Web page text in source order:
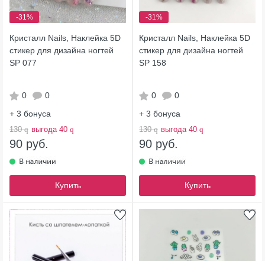
-31%
Кристалл Nails, Наклейка 5D
стикер для дизайна ногтей
SP 077
0
0
+ 3 бонуса
130q выгода 40 q
90 руб.
Купить
-31%
Кристалл Nails, Наклейка 5D
стикер для дизайна ногтей
SP 158
0
0
+ 3 бонуса
130q выгода 40 q
90 руб.
Купить